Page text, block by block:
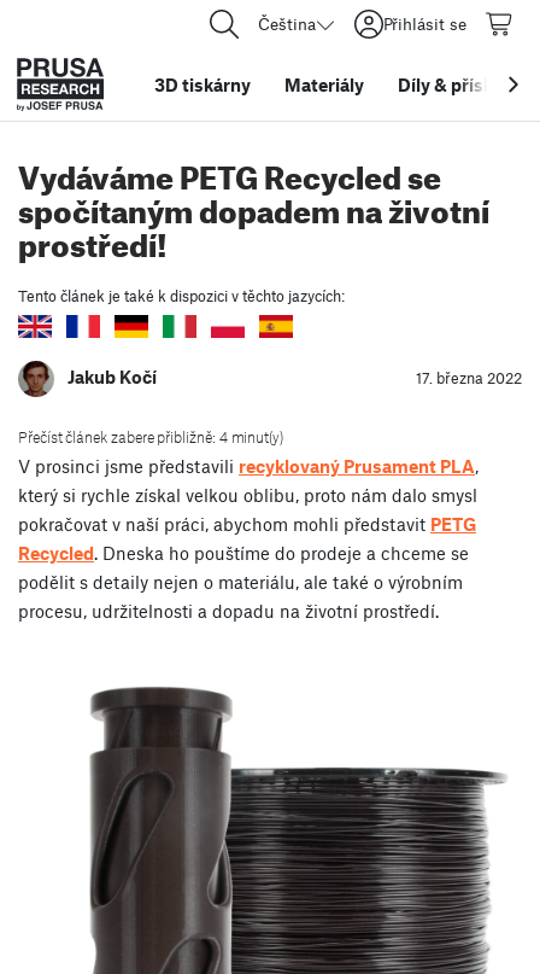
Čeština Přihlásit se
3D tiskárny Materiály Díly&
Vydáváme PETG Recycled se
spočítaným dopadem na životní
prostředí!
Tento článek je také k dispozici v těchto jazycích:
Jakub Kočí 17. března 2022
Přečíst článek zabere přibližně: 4 minut(y)
V prosinci jsme představili recyklovaný Prusament PLA,
který si rychle získal velkou oblibu, proto nám dalo smysl
pokračovat v naší práci, abychom mohli představit PETG
Recycled. Dneska ho pouštíme do prodeje a chceme se
podělit s detaily nejen o materiálu, ale také o výrobním
procesu, udržitelnosti a dopadu na životní prostředí.